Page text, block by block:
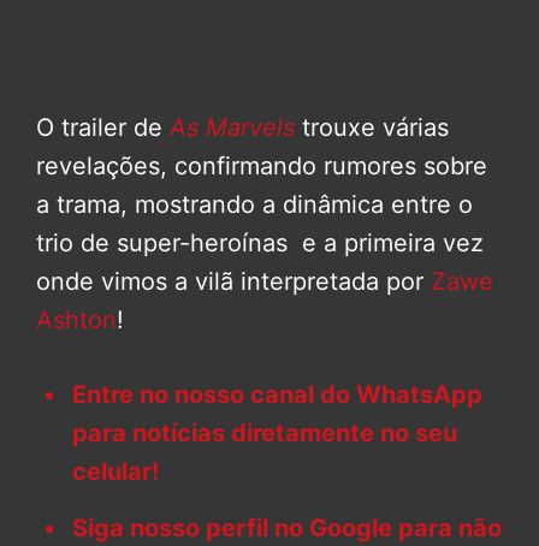
O trailer de As Marvels trouxe várias
revelações, confirmando rumores sobre
a trama, mostrando a dinâmica entre o
trio de super-heroínas e a primeira vez
onde vimos a vilã interpretada por Zawe
Ashton!
Entre no nosso canal do WhatsApp
para notícias diretamente no seu
celular!
Siga nosso perfil no Google para não